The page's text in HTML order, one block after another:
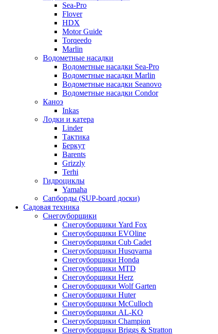
Sea-Pro
Flover
HDX
Motor Guide
Torqeedo
Marlin
Водометные насадки
Водометные насадки Sea-Pro
Водометные насадки Marlin
Водометные насадки Seanovo
Водометные насадки Condor
Каноэ
Inkas
Лодки и катера
Linder
Тактика
Беркут
Barents
Grizzly
Terhi
Гидроциклы
Yamaha
Сапборды (SUP-board доски)
Садовая техника
Снегоуборщики
Снегоуборщики Yard Fox
Снегоуборщики EVOline
Снегоуборщики Cub Cadet
Снегоуборщики Husqvarna
Снегоуборщики Honda
Снегоуборщики MTD
Снегоуборщики Herz
Снегоуборщики Wolf Garten
Снегоуборщики Huter
Снегоуборщики McCulloch
Снегоуборщики AL-KO
Снегоуборщики Champion
Снегоуборщики Briggs & Stratton